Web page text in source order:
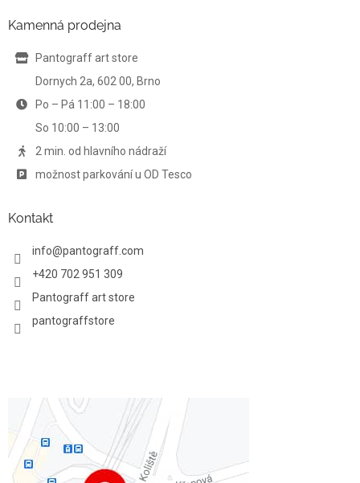
i
Kamenná prodejna
Pantograff art store
Dornych 2a, 602 00, Brno
Po – Pá 11:00 – 18:00
So 10:00 – 13:00
2 min. od hlavního nádraží
možnost parkování u OD Tesco
Kontakt
info@pantograff.com
+420 702 951 309
Pantograff art store
pantograffstore